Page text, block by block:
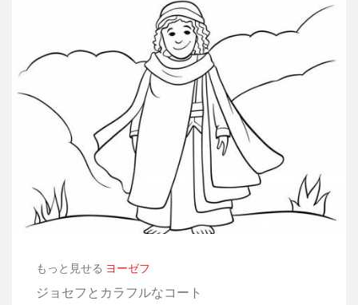
もっと見せる ヨーゼフ
ジョセフとカラフルなコート